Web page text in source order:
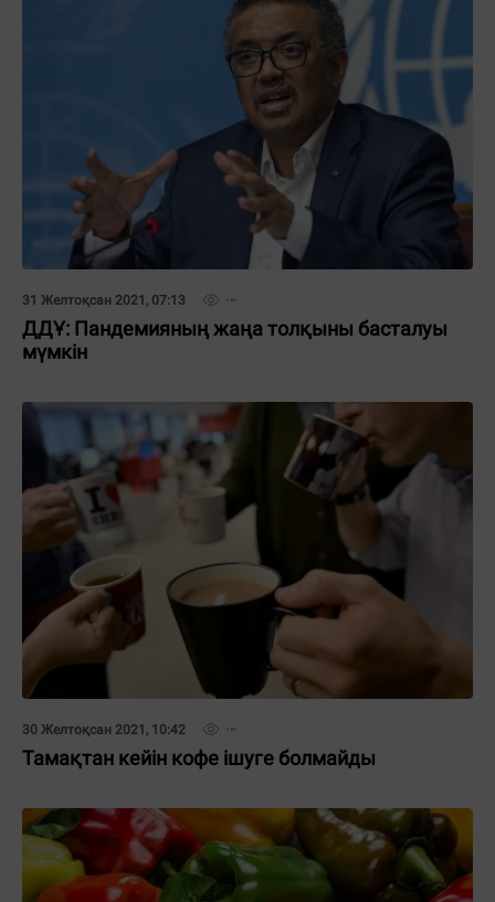
31 Желтоқсан 2021, 07:13
ДДҰ: Пандемияның жаңа толқыны басталуы
мүмкін
30 Желтоқсан 2021, 10:42
Тамақтан кейін кофе ішуге болмайды